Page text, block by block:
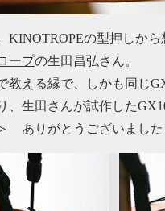
KINOTROPEの型押しから
ープの生田昌弘さん。
教える縁で、しかも同じ
、生田さんが試作した
ありがとうございました